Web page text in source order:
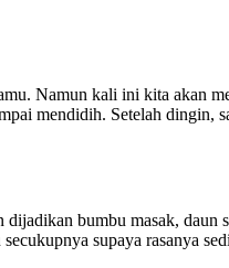
Namun kali ini kita akan
mendidih. Setelah dingin,
bumbu masak, daun
supaya rasanya